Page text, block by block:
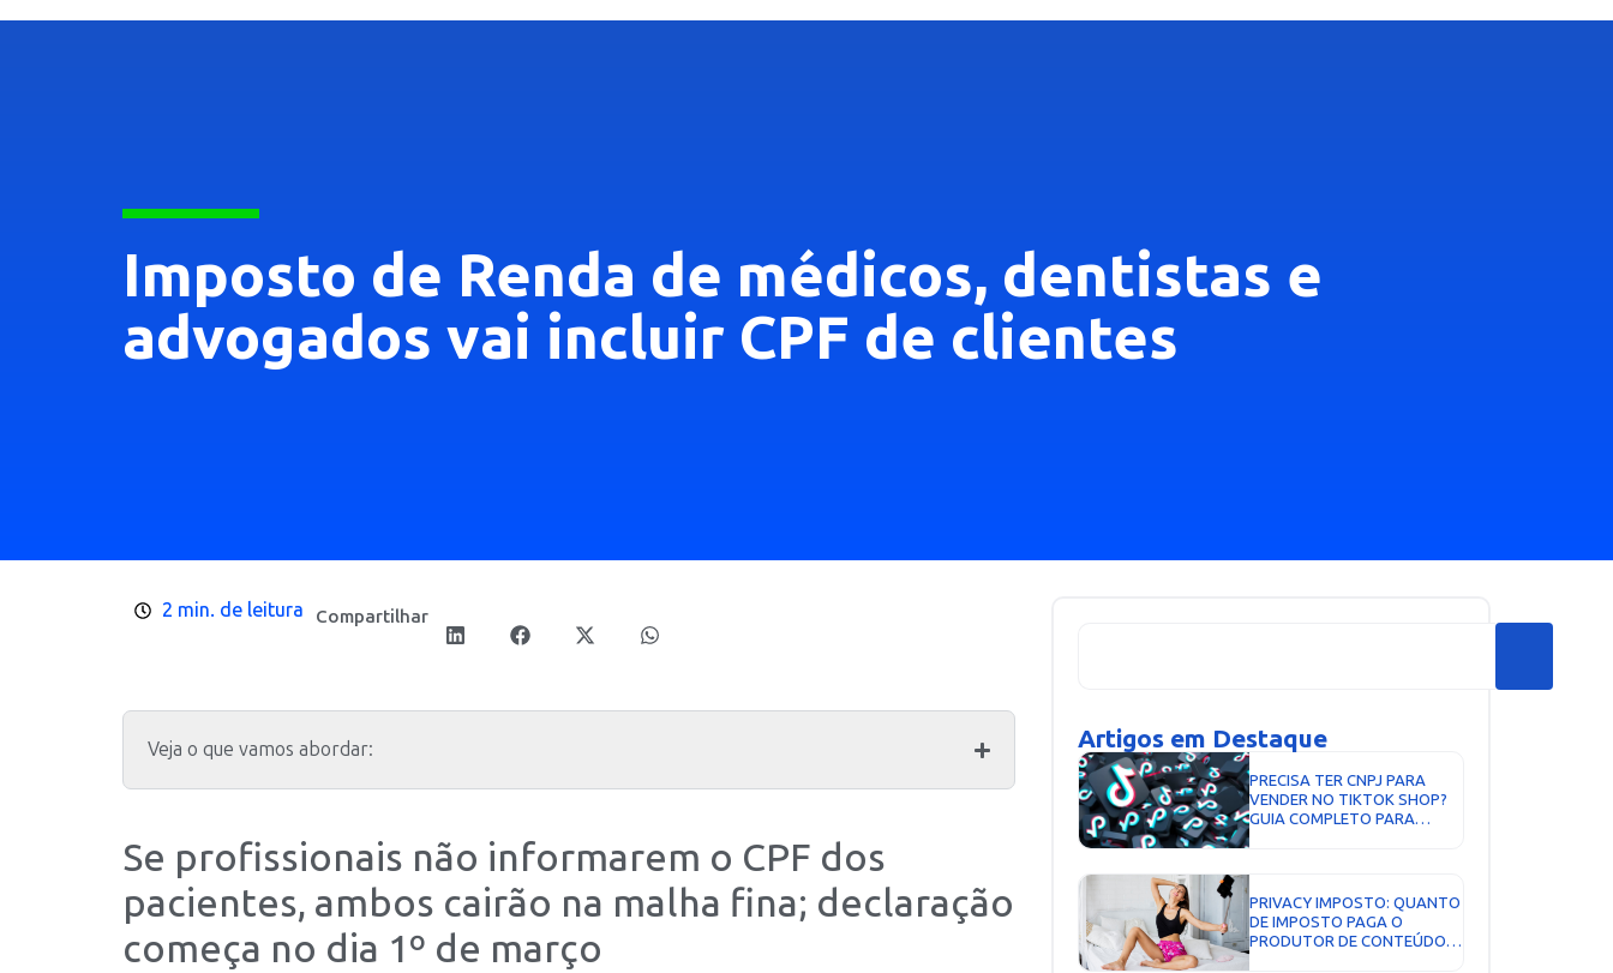
Imposto de Renda de médicos, dentistas e
advogados vai incluir CPF de clientes
2 min. de leitura Compartilhar
Veja o que vamos abordar:
Se profissionais não informarem o CPF dos
pacientes, ambos cairão na malha fina; declaração
começa no dia 1º de março
Artigos em Destaque
PRECISA TER CNPJ PARA
VENDER NO TIKTOK SHOP?
GUIA COMPLETO PARA
PRIVACY IMPOSTO: QUANTO
DE IMPOSTO PAGA O
PRODUTOR DE CONTEÚDO E